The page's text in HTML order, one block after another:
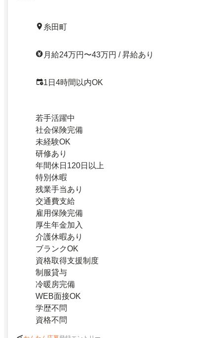
糸田町
月給24万円〜43万円 / 昇給あり
1日4時間以内OK
若手活躍中
社会保険完備
未経験OK
研修あり
年間休日120日以上
特別休暇
残業手当あり
交通費支給
雇用保険完備
厚生年金加入
介護休暇あり
ブランクOK
資格取得支援制度
制服貸与
冷暖房完備
WEB面接OK
学歴不問
資格不問